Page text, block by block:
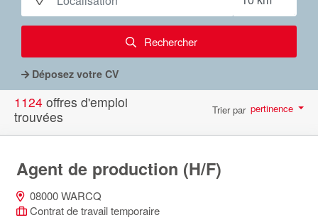
Rechercher
Déposez votre CV
1124 offres d'emploi
trouvées
Trier par pertinence
Agent de production (H/F)
08000 WARCQ
Contrat de travail temporaire